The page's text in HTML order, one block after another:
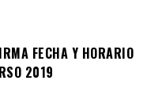
FECHA Y HORARIO
2019